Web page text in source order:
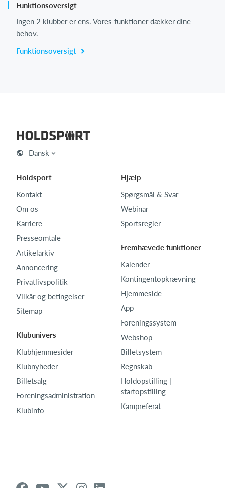
Funktionsoversigt
Ingen 2 klubber er ens. Vores funktioner dækker dine
behov.
Funktionsoversigt
Dansk
Holdsport
Kontakt
Om os
Karriere
Presseomtale
Artikelarkiv
Annoncering
Privatlivspolitik
Vilkår og betingelser
Sitemap
Klubunivers
Klubhjemmesider
Klubnyheder
Billetsalg
Foreningsadministration
Klubinfo
Hjælp
Spørgsmål & Svar
Webinar
Sportsregler
Fremhævede funktioner
Kalender
Kontingentopkrævning
Hjemmeside
App
Foreningssystem
Webshop
Billetsystem
Regnskab
Holdopstilling |
startopstilling
Kampreferat